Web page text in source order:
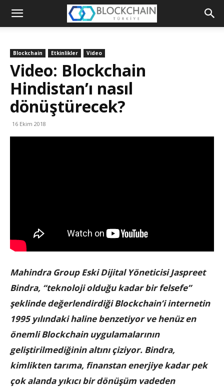
Blockchain
Platformu
Blockchain Etkinlikler Video
Video: Blockchain
Hindistan’ı nasıl
dönüştürecek?
16 Ekim 2018
Mahindra Group Eski Dijital Yöneticisi Jaspreet
Bindra, “teknoloji olduğu kadar bir felsefe”
şeklinde değerlendirdiği Blockchain’i internetin
1995 yılındaki haline benzetiyor ve henüz en
önemli Blockchain uygulamalarının
geliştirilmediğinin altını çiziyor. Bindra,
kimlikten tarıma, finanstan enerjiye kadar pek
çok alanda yıkıcı bir dönüşüm vadeden